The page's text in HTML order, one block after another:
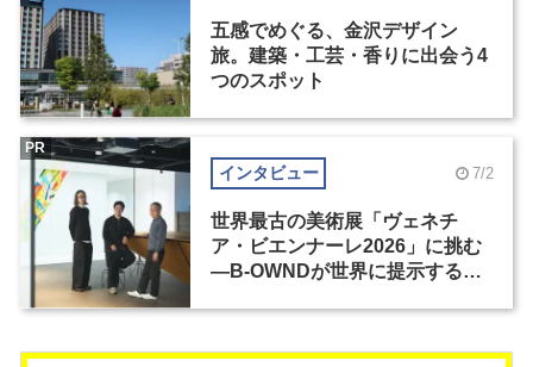
五感でめぐる、金沢デザイン
旅。建築・工芸・香りに出会う4
つのスポット
インタビュー 7/2
世界最古の美術展「ヴェネチ
ア・ビエンナーレ2026」に挑む
―B-OWNDが世界に提示する美
PR